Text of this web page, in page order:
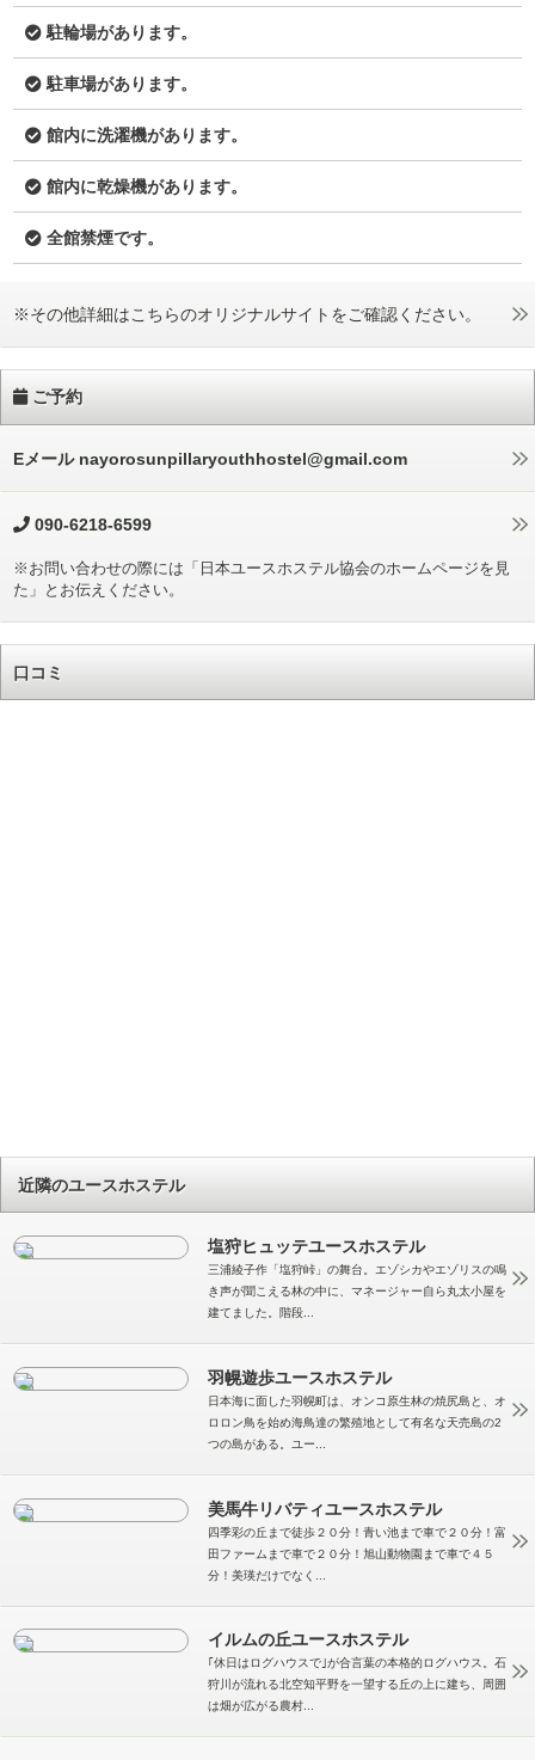
駐輪場があります。
駐車場があります。
館内に洗濯機があります。
館内に乾燥機があります。
全館禁煙です。
※その他詳細はこちらのオリジナルサイトをご確認ください。
ご予約
Eメール nayorosunpillaryouthhostel@gmail.com
090-6218-6599
※お問い合わせの際には「日本ユースホステル協会のホームページを見
た」とお伝えください。
口コミ
近隣のユースホステル
塩狩ヒュッテユースホステル
三浦綾子作「塩狩峠」の舞台。エゾシカやエゾリスの鳴
き声が聞こえる林の中に、マネージャー自ら丸太小屋を
建てました。階段...
羽幌遊歩ユースホステル
日本海に面した羽幌町は、オンコ原生林の焼尻島と、オ
ロロン鳥を始め海鳥達の繁殖地として有名な天売島の2
つの島がある。ユー...
美馬牛リバティユースホステル
四季彩の丘まで徒歩２０分！青い池まで車で２０分！富
田ファームまで車で２０分！旭山動物園まで車で４５
分！美瑛だけでなく...
イルムの丘ユースホステル
｢休日はログハウスで｣が合言葉の本格的ログハウス。石
狩川が流れる北空知平野を一望する丘の上に建ち、周囲
は畑が広がる農村...